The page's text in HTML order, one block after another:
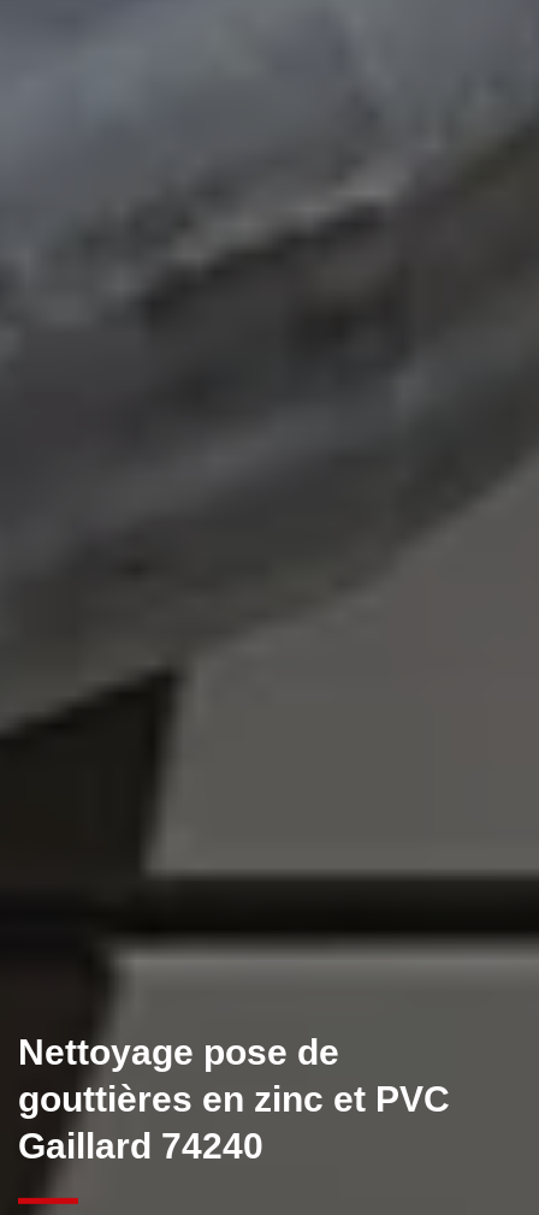
Nettoyage pose de
gouttières en zinc et PVC
Gaillard 74240